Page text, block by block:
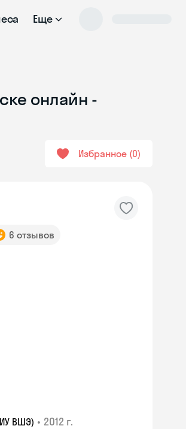
Еще
онлайн -
Избранное 0
6 отзывов
ВШЭ) • 2012 г.